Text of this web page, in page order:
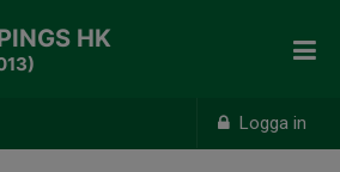
Logga in
HK